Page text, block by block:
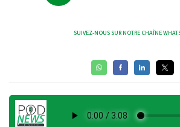
SUIVEZ-NOUS SUR NOTRE CHAÎNE